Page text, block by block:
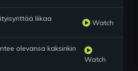
liikaa Watch
olevansa kaksinkin
Watch